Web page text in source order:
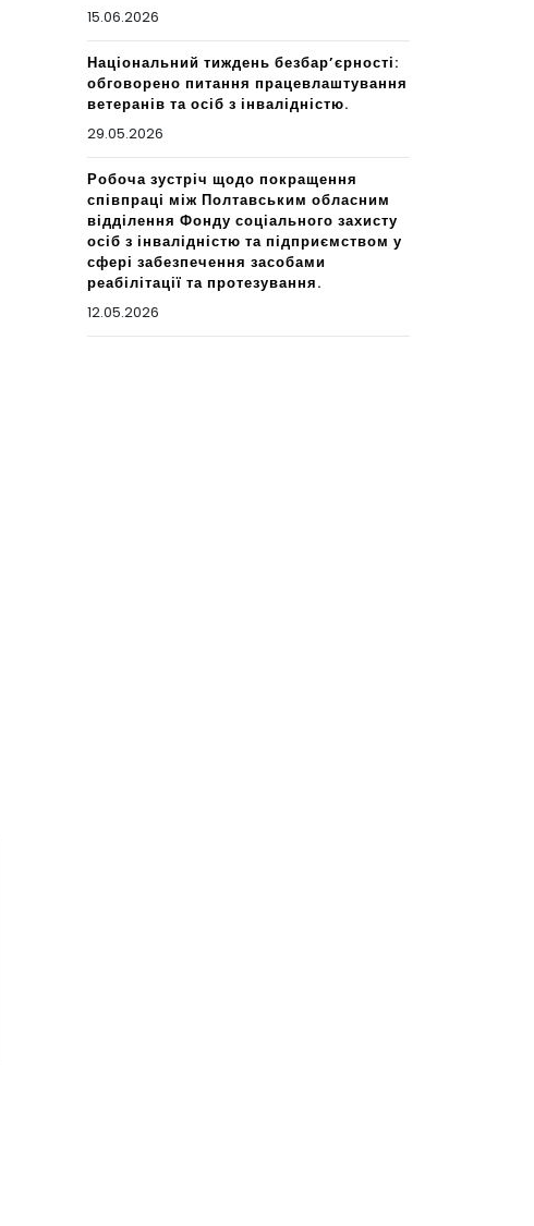
15.06.2026
Національний тиждень безбар’єрності:
обговорено питання працевлаштування
ветеранів та осіб з інвалідністю.
29.05.2026
Робоча зустріч щодо покращення
співпраці між Полтавським обласним
відділення Фонду соціального захисту
осіб з інвалідністю та підприємством у
сфері забезпечення засобами
реабілітації та протезування.
12.05.2026